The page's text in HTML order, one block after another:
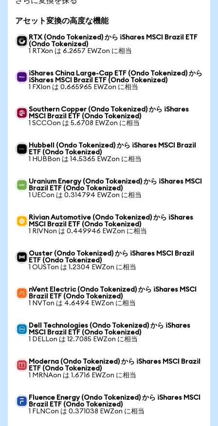
アセット変換の高度な機能
RTX (Ondo Tokenized) から iShares MSCI Brazil ETF
(Ondo Tokenized)
1 RTXon は 6.2657 EWZon に相当
iShares China Large-Cap ETF (Ondo Tokenized) から
iShares MSCI Brazil ETF (Ondo Tokenized)
1 FXIon は 0.665965 EWZon に相当
Southern Copper (Ondo Tokenized) から iShares
MSCI Brazil ETF (Ondo Tokenized)
1 SCCOon は 5.6708 EWZon に相当
Hubbell (Ondo Tokenized) から iShares MSCI Brazil
ETF (Ondo Tokenized)
1 HUBBon は 14.5365 EWZon に相当
Uranium Energy (Ondo Tokenized) から iShares MSCI
Brazil ETF (Ondo Tokenized)
1 UECon は 0.314794 EWZon に相当
Rivian Automotive (Ondo Tokenized) から iShares
MSCI Brazil ETF (Ondo Tokenized)
1 RIVNon は 0.449946 EWZon に相当
Ouster (Ondo Tokenized) から iShares MSCI Brazil
ETF (Ondo Tokenized)
1 OUSTon は 1.2304 EWZon に相当
nVent Electric (Ondo Tokenized) から iShares MSCI
Brazil ETF (Ondo Tokenized)
1 NVTon は 4.6494 EWZon に相当
Dell Technologies (Ondo Tokenized) から iShares
MSCI Brazil ETF (Ondo Tokenized)
1 DELLon は 12.7085 EWZon に相当
Moderna (Ondo Tokenized) から iShares MSCI Brazil
ETF (Ondo Tokenized)
1 MRNAon は 1.6716 EWZon に相当
Fluence Energy (Ondo Tokenized) から iShares MSCI
Brazil ETF (Ondo Tokenized)
1 FLNCon は 0.371038 EWZon に相当